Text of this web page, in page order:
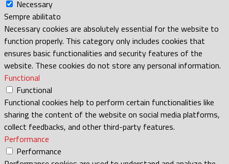
Necessary
Sempre abilitato
Necessary cookies are absolutely essential for the website to
function properly. This category only includes cookies that
ensures basic functionalities and security features of the
website. These cookies do not store any personal information.
Functional
Functional
Functional cookies help to perform certain functionalities like
sharing the content of the website on social media platforms,
collect feedbacks, and other third-party features.
Performance
Performance